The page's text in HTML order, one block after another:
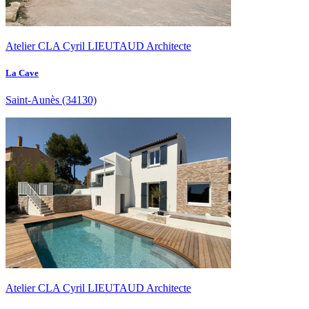
Atelier CLA Cyril LIEUTAUD Architecte
La Cave
Saint-Aunès (34130)
Atelier CLA Cyril LIEUTAUD Architecte